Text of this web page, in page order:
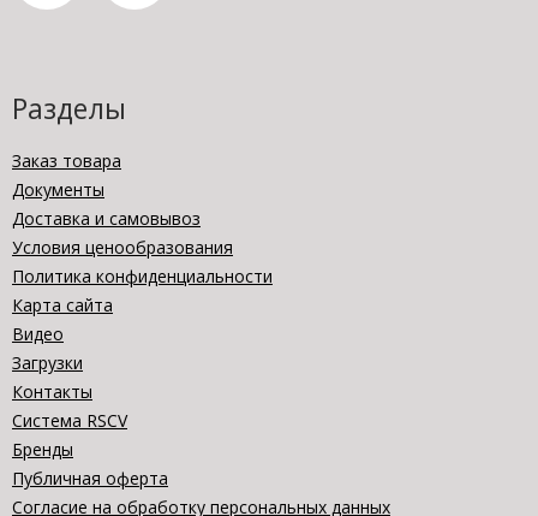
Разделы
Заказ товара
Документы
Доставка и самовывоз
Условия ценообразования
Политика конфиденциальности
Карта сайта
Видео
Загрузки
Контакты
Система RSCV
Бренды
Публичная оферта
Согласие на обработку персональных данных